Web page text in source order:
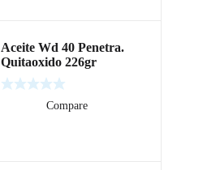
Aceite Wd 40 Penetra.
Quitaoxido 226gr
Compare